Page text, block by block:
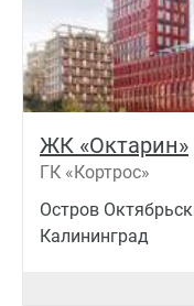
ЖК «Октарин»
ГК «Кортрос»
Остров
Калининград